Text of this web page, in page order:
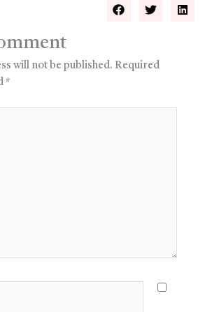
will not be published. Required
*